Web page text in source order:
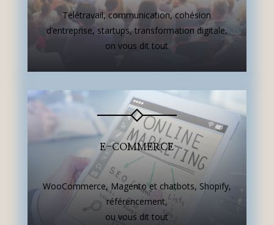
Télétravail, communication, cohésion
d’entreprise, startups, transformation digitale,
on vous dit tout
E-COMMERCE
WooCommerce, Magento et chatbots, Shopify,
référencement,
ou vous dit tout